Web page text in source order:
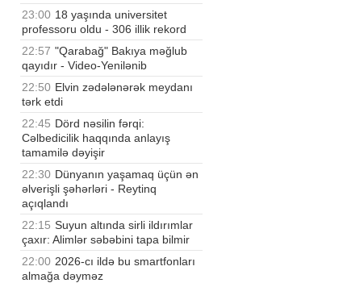
23:00 18 yaşında universitet
professoru oldu - 306 illik rekord
22:57 "Qarabağ" Bakıya məğlub
qayıdır - Video-Yenilənib
22:50 Elvin zədələnərək meydanı
tərk etdi
22:45 Dörd nəsilin fərqi:
Cəlbedicilik haqqında anlayış
tamamilə dəyişir
22:30 Dünyanın yaşamaq üçün ən
əlverişli şəhərləri - Reytinq
açıqlandı
22:15 Suyun altında sirli ildırımlar
çaxır: Alimlər səbəbini tapa bilmir
22:00 2026-cı ildə bu smartfonları
almağa dəyməz